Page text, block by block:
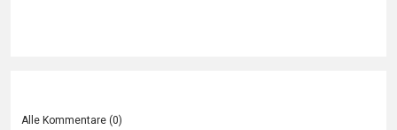
Alle Kommentare (0)